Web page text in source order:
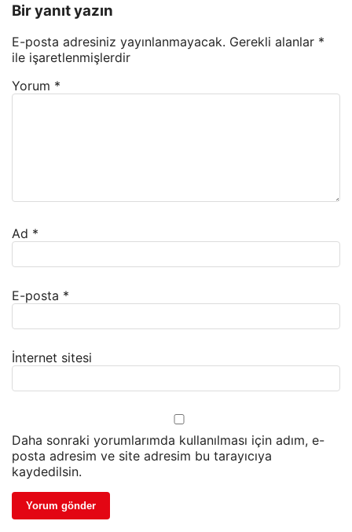
Bir yanıt yazın
E-posta adresiniz yayınlanmayacak. Gerekli alanlar *
ile işaretlenmişlerdir
Yorum *
Ad *
E-posta *
İnternet sitesi
Daha sonraki yorumlarımda kullanılması için adım, e-
posta adresim ve site adresim bu tarayıcıya
kaydedilsin.